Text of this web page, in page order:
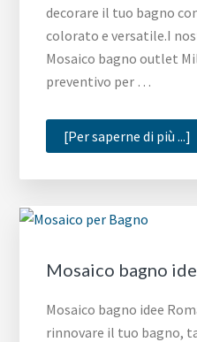
decorare il tuo bagno
colorato e versatile.I
Mosaico bagno outlet
preventivo per …
[Per saperne di più ...]
Mosaico bagno
Mosaico bagno idee
rinnovare il tuo bagno,